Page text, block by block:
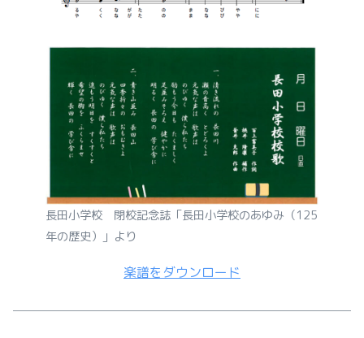
長田小学校 閉校記念誌「長田小学校のあゆみ（125
年の歴史）」より
楽譜をダウンロード